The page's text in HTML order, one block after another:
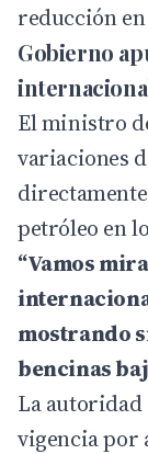
reducción
Gobierno
El ministro
variaciones
petróleo en
“Vamos
mostrando
bencinas
La
vigencia por